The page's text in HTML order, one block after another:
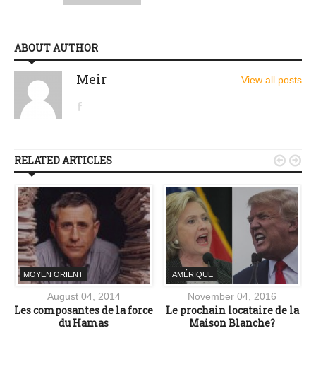
ABOUT AUTHOR
Meir View all posts
RELATED ARTICLES
MOYEN ORIENT
August 04, 2014
Les composantes de la force
du Hamas
AMÉRIQUE
November 04, 2016
Le prochain locataire de la
Maison Blanche?
 